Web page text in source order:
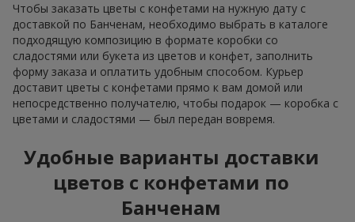
Чтобы заказать цветы с конфетами на нужную дату с
доставкой по Банченам, необходимо выбрать в каталоге
подходящую композицию в формате коробки со
сладостями или букета из цветов и конфет, заполнить
форму заказа и оплатить удобным способом. Курьер
доставит цветы с конфетами прямо к вам домой или
непосредственно получателю, чтобы подарок — коробка с
цветами и сладостями — был передан вовремя.
Удобные варианты доставки
цветов с конфетами по
Банченам